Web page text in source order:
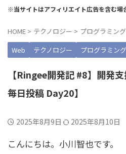
※当サイトはアフィリエイト広告を含む場
HOME > テクノロジー > プログラミング
Web
テクノロジー プログラミング
【Ringee開発記 #8】開発
毎日投稿 Day20】
2025年8月9日 2025年8月10日
こんにちは。小川智也です。